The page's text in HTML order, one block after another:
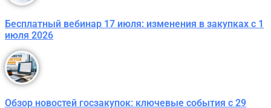
Бесплатный вебинар 17 июля: изменения в закупках с 1
июля 2026
Обзор новостей госзакупок: ключевые события с 29